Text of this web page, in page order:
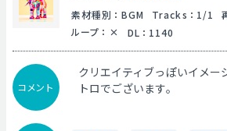
素材種別 ： BGM Tracks ： 1/1
ループ ： DL ： 1140
コメント
クリエイティブっぽいイメー
トロでございます。